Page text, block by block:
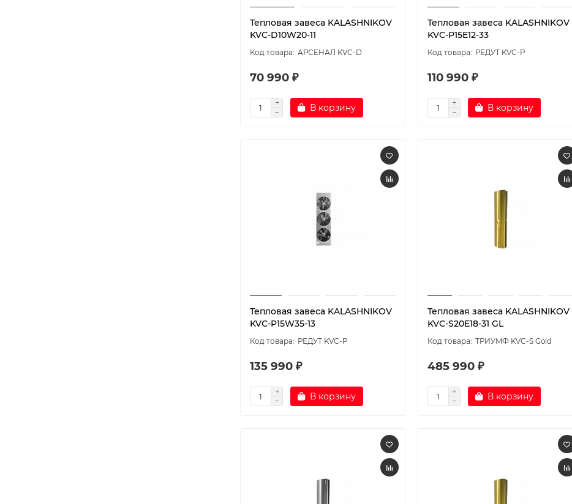
Тепловая завеса KALASHNIKOV
KVC-D10W20-11
АРСЕНАЛ KVC-D
70 990 ₽
В корзину
Тепловая завеса KALASHNIKOV
KVC-P15E12-33
РЕДУТ KVC-P
110 990 ₽
В корзину
Тепловая завеса KALASHNIKOV
KVC-P15W35-13
РЕДУТ KVC-P
135 990 ₽
В корзину
Тепловая завеса KALASHNIKOV
KVC-S20E18-31 GL
ТРИУМФ KVC-S Gold
485 990 ₽
В корзину